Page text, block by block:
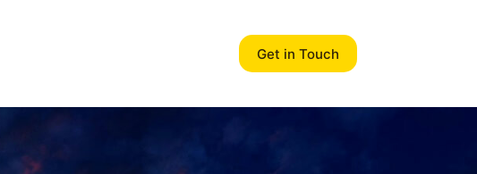
Get in Touch